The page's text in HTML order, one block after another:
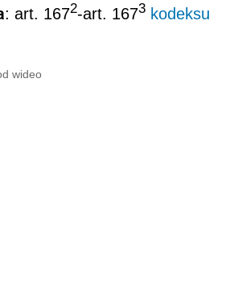
: art. 1672-art. 1673 kodeksu
wideo